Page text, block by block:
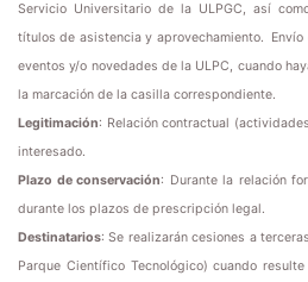
Servicio Universitario de la ULPGC, así
títulos de asistencia y aprovechamiento.
eventos y/o novedades de la ULPC, cuando
la marcación de la casilla correspondiente.
Legitimación: Relación contractual
interesado.
Plazo de conservación: Durante la relación
durante los plazos de prescripción legal.
Destinatarios: Se realizarán cesiones a
Parque Científico Tecnológico) cuando